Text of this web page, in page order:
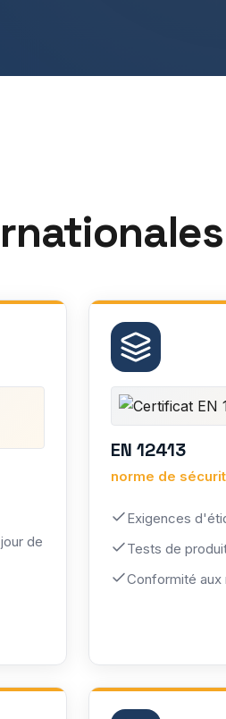
de
EN 12413
norme de
Exigences
Tests de
Conformité aux